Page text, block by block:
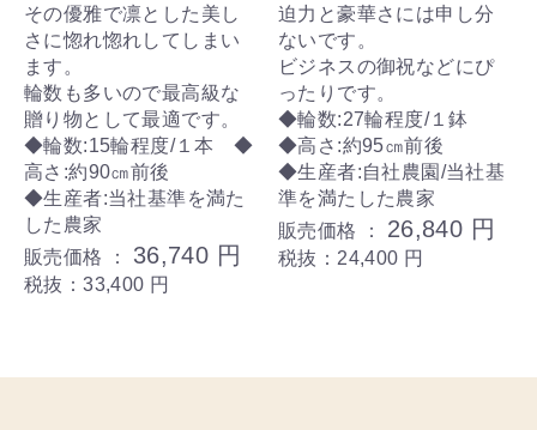
その優雅で凛とした美し
さに惚れ惚れしてしまい
ます。
輪数も多いので最高級な
贈り物として最適です。
◆輪数:15輪程度/１本 ◆
高さ:約90㎝前後
◆生産者:当社基準を満た
した農家
販売価格 ： 36,740 円
税抜：33,400 円
迫力と豪華さには申し分
ないです。
ビジネスの御祝などにぴ
ったりです。
◆輪数:27輪程度/１鉢
◆高さ:約95㎝前後
◆生産者:自社農園/当社基
準を満たした農家
販売価格 ： 26,840 円
税抜：24,400 円